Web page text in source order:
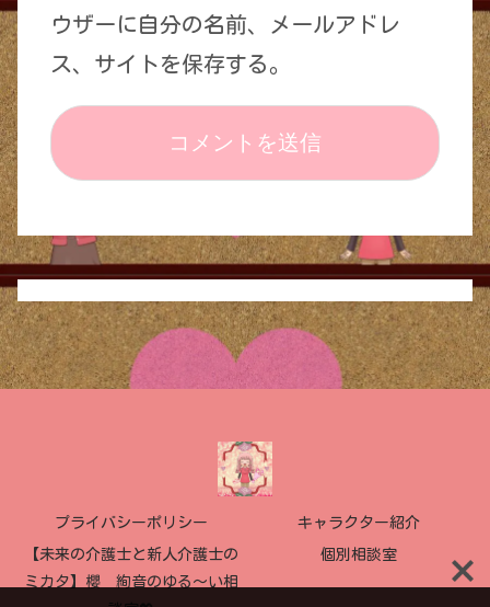
ウザーに自分の名前、メールアドレ
ス、サイトを保存する。
プライバシーポリシー キャラクター紹介
【未来の介護士と新人介護士の
ミカタ】櫻 絢音のゆる〜い相
個別相談室